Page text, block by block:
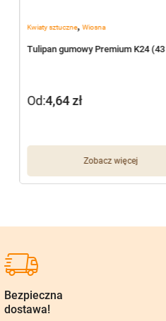
Kwiaty sztuczne, Wiosna
Tulipan gumowy Premium K24
Zobacz więcej
Od:4,64zł
Bezpieczna
dostawa!